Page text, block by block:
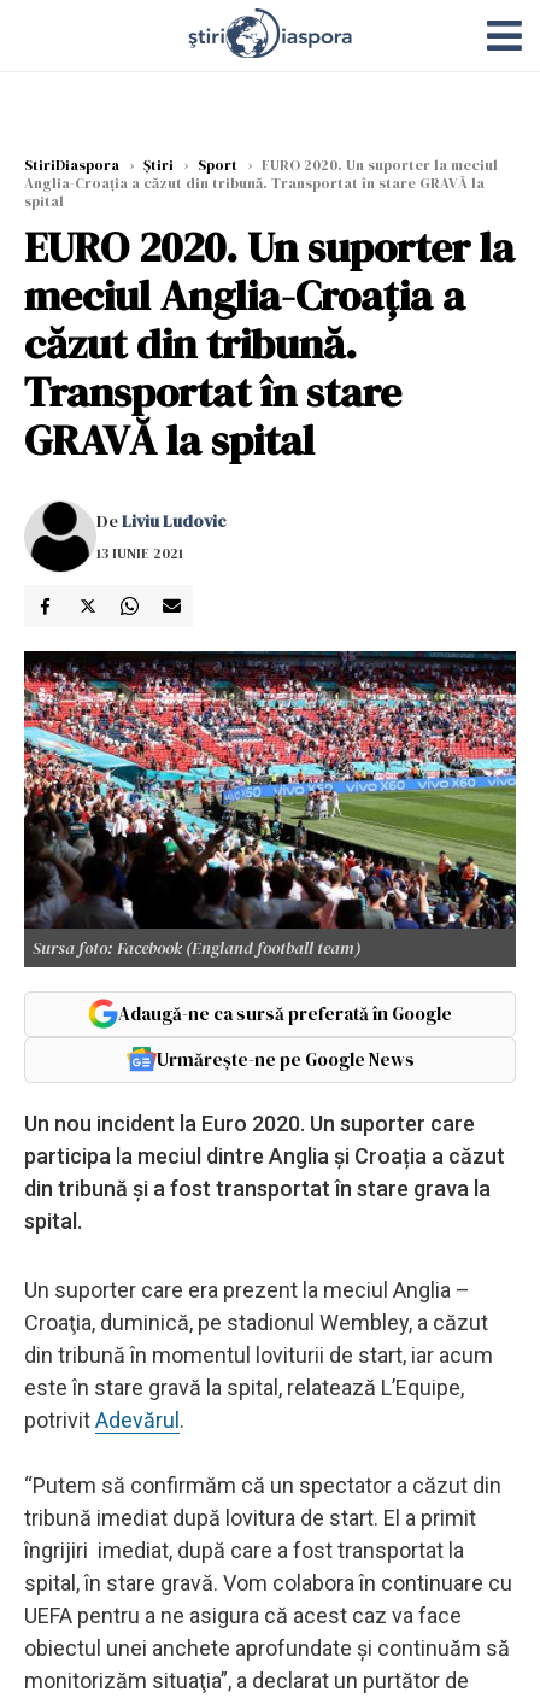
StiriDiaspora › Știri › Sport › EURO 2020. Un suporter la meciul
Anglia-Croația a căzut din tribună. Transportat în stare GRAVĂ la
spital
EURO 2020. Un suporter la
meciul Anglia-Croația a
căzut din tribună.
Transportat în stare
GRAVĂ la spital
DeLiviu Ludovic
13 IUNIE 2021
Sursa foto: Facebook (England football team)
Adaugă-ne ca sursă preferată în Google
Urmărește-ne pe Google News
Un nou incident la Euro 2020. Un suporter care
participa la meciul dintre Anglia și Croația a căzut
din tribună și a fost transportat în stare grava la
spital.
Un suporter care era prezent la meciul Anglia –
Croaţia, duminică, pe stadionul Wembley, a căzut
din tribună în momentul loviturii de start, iar acum
este în stare gravă la spital, relatează L’Equipe,
potrivitAdevărul.
“Putem să confirmăm că un spectator a căzut din
tribună imediat după lovitura de start. El a primit
îngrijiri imediat, după care a fost transportat la
spital, în stare gravă. Vom colabora în continuare cu
UEFA pentru a ne asigura că acest caz va face
obiectul unei anchete aprofundate şi continuăm să
monitorizăm situaţia”, a declarat un purtător de